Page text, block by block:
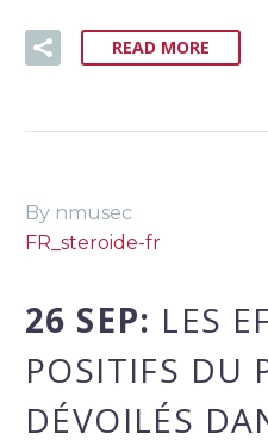
READ MORE
By nmusec
FR_steroide-fr
26 SEP: LES
POSITIFS DU
DÉVOILÉS